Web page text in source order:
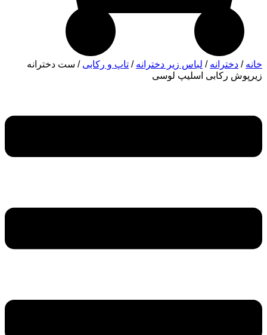
خانه/دخترانه/لباس زیر دخترانه/تاپ و رکابی / ست دخترانه
زیرپوش رکابی اسلیپ لوسی